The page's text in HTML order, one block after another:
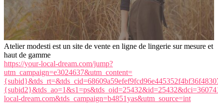
Atelier modesti est un site de vente en ligne de lingerie sur mesure et
haut de gamme
https://your-local-dream.com/jump?
utm_campaign=e3024637&utm_content=
local-dream.com&tds_campaign=b4851yas&utm_source=int